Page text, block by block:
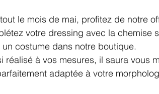
le mois de mai, profitez de notre
votre dressing avec la
costume dans notre boutique.
réalisé à vos mesures, il saura vous
adaptée à votre